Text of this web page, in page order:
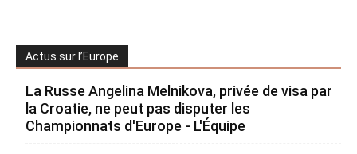
Actus sur l’Europe
La Russe Angelina Melnikova, privée de visa par
la Croatie, ne peut pas disputer les
Championnats d'Europe - L'Équipe